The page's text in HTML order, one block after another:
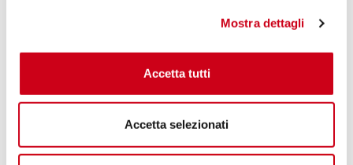
Mostra dettagli
Accetta tutti
Accetta selezionati